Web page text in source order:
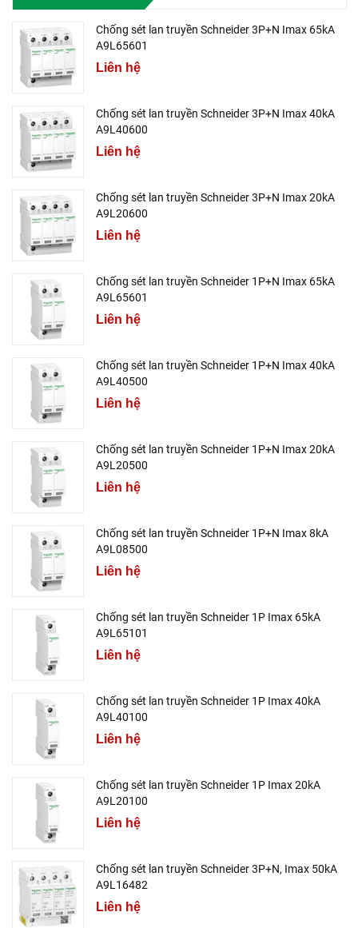
Chống sét lan truyền Schneider 3P+N Imax 65kA
A9L65601
Liên hệ
Chống sét lan truyền Schneider 3P+N Imax 40kA
A9L40600
Liên hệ
Chống sét lan truyền Schneider 3P+N Imax 20kA
A9L20600
Liên hệ
Chống sét lan truyền Schneider 1P+N Imax 65kA
A9L65601
Liên hệ
Chống sét lan truyền Schneider 1P+N Imax 40kA
A9L40500
Liên hệ
Chống sét lan truyền Schneider 1P+N Imax 20kA
A9L20500
Liên hệ
Chống sét lan truyền Schneider 1P+N Imax 8kA
A9L08500
Liên hệ
Chống sét lan truyền Schneider 1P Imax 65kA
A9L65101
Liên hệ
Chống sét lan truyền Schneider 1P Imax 40kA
A9L40100
Liên hệ
Chống sét lan truyền Schneider 1P Imax 20kA
A9L20100
Liên hệ
Chống sét lan truyền Schneider 3P+N, Imax 50kA
A9L16482
Liên hệ